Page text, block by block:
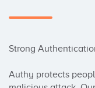
Strong
Authy protects